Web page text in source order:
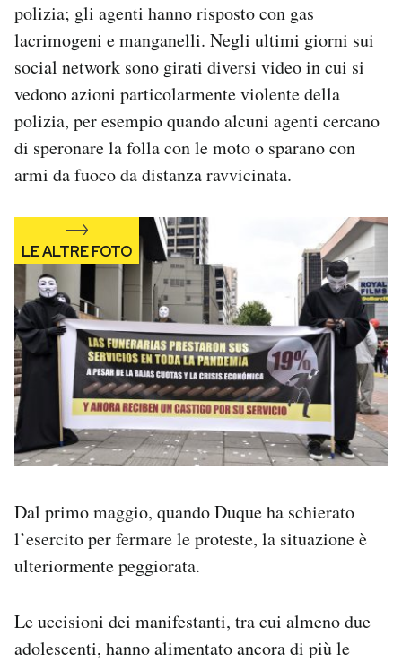
polizia; gli agenti hanno risposto con gas
lacrimogeni e manganelli. Negli ultimi giorni sui
social network sono girati diversi video in cui si
vedono azioni particolarmente violente della
polizia, per esempio quando alcuni agenti cercano
di speronare la folla con le moto o sparano con
armi da fuoco da distanza ravvicinata.
Dal primo maggio, quando Duque ha schierato
l’esercito per fermare le proteste, la situazione è
ulteriormente peggiorata.
Le uccisioni dei manifestanti, tra cui almeno due
adolescenti, hanno alimentato ancora di più le